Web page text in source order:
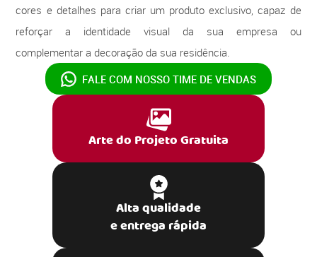
cores e detalhes para criar um produto exclusivo, capaz de
reforçar a identidade visual da sua empresa ou
complementar a decoração da sua residência.
FALE COM NOSSO TIME DE VENDAS
Arte do Projeto Gratuita
Alta qualidade
e entrega rápida